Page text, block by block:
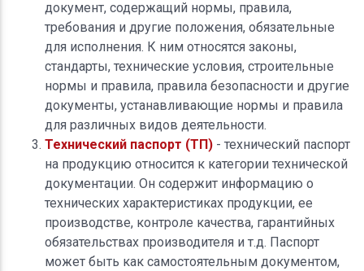
документ, содержащий нормы, правила,
требования и другие положения, обязательные
для исполнения. К ним относятся законы,
стандарты, технические условия, строительные
нормы и правила, правила безопасности и другие
документы, устанавливающие нормы и правила
для различных видов деятельности.
Технический паспорт (ТП) - технический паспорт
на продукцию относится к категории технической
документации. Он содержит информацию о
технических характеристиках продукции, ее
производстве, контроле качества, гарантийных
обязательствах производителя и т.д. Паспорт
может быть как самостоятельным документом,